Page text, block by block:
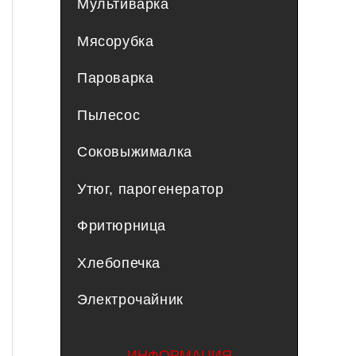
Мультиварка
Мясорубка
Пароварка
Пылесос
Соковыжималка
Утюг, парогенератор
Фритюрница
Хлебопечка
Электрочайник